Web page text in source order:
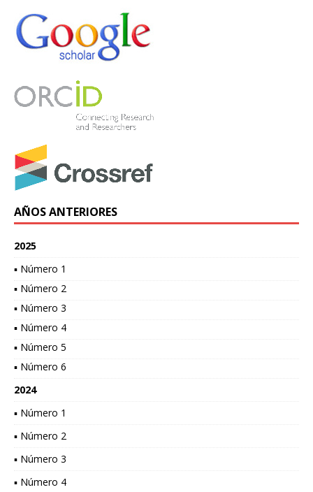
AÑOS ANTERIORES
2025
▪ Número 1
▪ Número 2
▪ Número 3
▪ Número 4
▪ Número 5
▪ Número 6
2024
▪ Número 1
▪ Número 2
▪ Número 3
▪ Número 4